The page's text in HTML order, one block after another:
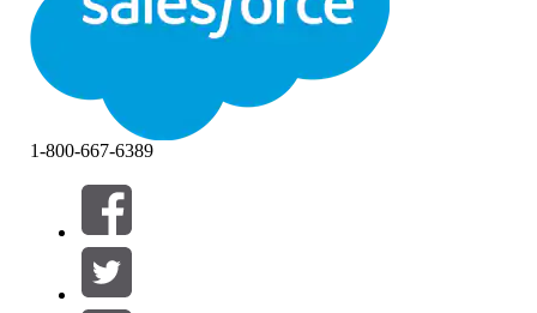
Sluiten Sluiten
Filters (0)
FILTERS SELECTEREN
Productgebied
1-800-667-6389